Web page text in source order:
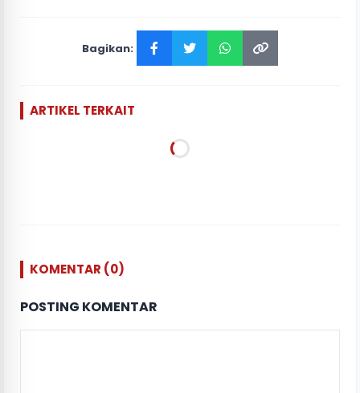
Bagikan:
ARTIKEL TERKAIT
KOMENTAR (0)
POSTING KOMENTAR